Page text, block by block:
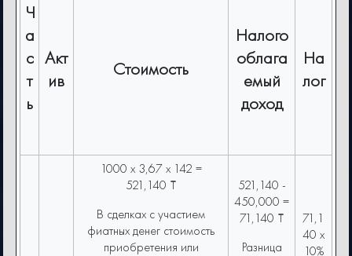
Ч
а
с
т
ь
Акт
ив
Стоимость
Налого
облага
емый
доход
На
лог
1000 x 3,67 x 142 =
521,140 ₸
В сделках с участием
фиатных денег стоимость
приобретения или
521,140 -
450,000 =
71,140 ₸
Разница
71,1
40 x
10%